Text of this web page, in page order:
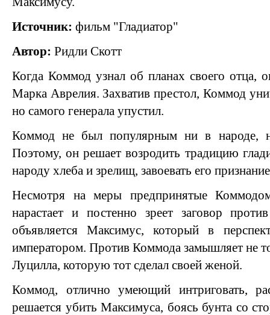
Источник: фильм "Гладиатор"
Автор: Ридли Скотт
Когда Коммод узнал об планах своего отца,
Марка Аврелия. Захватив престол, Коммод
но самого генерала упустил.
Коммод не был популярным ни в народе,
Поэтому, он решает возродить традицию
народу хлеба и зрелищ, завоевать его
Несмотря на меры предпринятые
нарастает и постенно зреет заговор
объявляется Максимус, который в
императором. Против Коммода замышляет не
Луцилла, которую тот сделал своей женой.
Коммод, отлично умеющий интриговать,
решается убить Максимуса, боясь бунта со